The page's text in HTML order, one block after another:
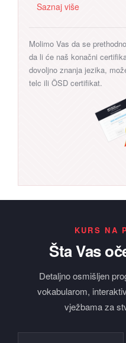
Saznaj više
Molimo Vas da se
da li će naš konačni
dovoljno znanja jezika,
telc ili ÖSD certifikat.
KURS NA
Šta Vas
Detaljno osmišljen
vokabularom,
vježbama za